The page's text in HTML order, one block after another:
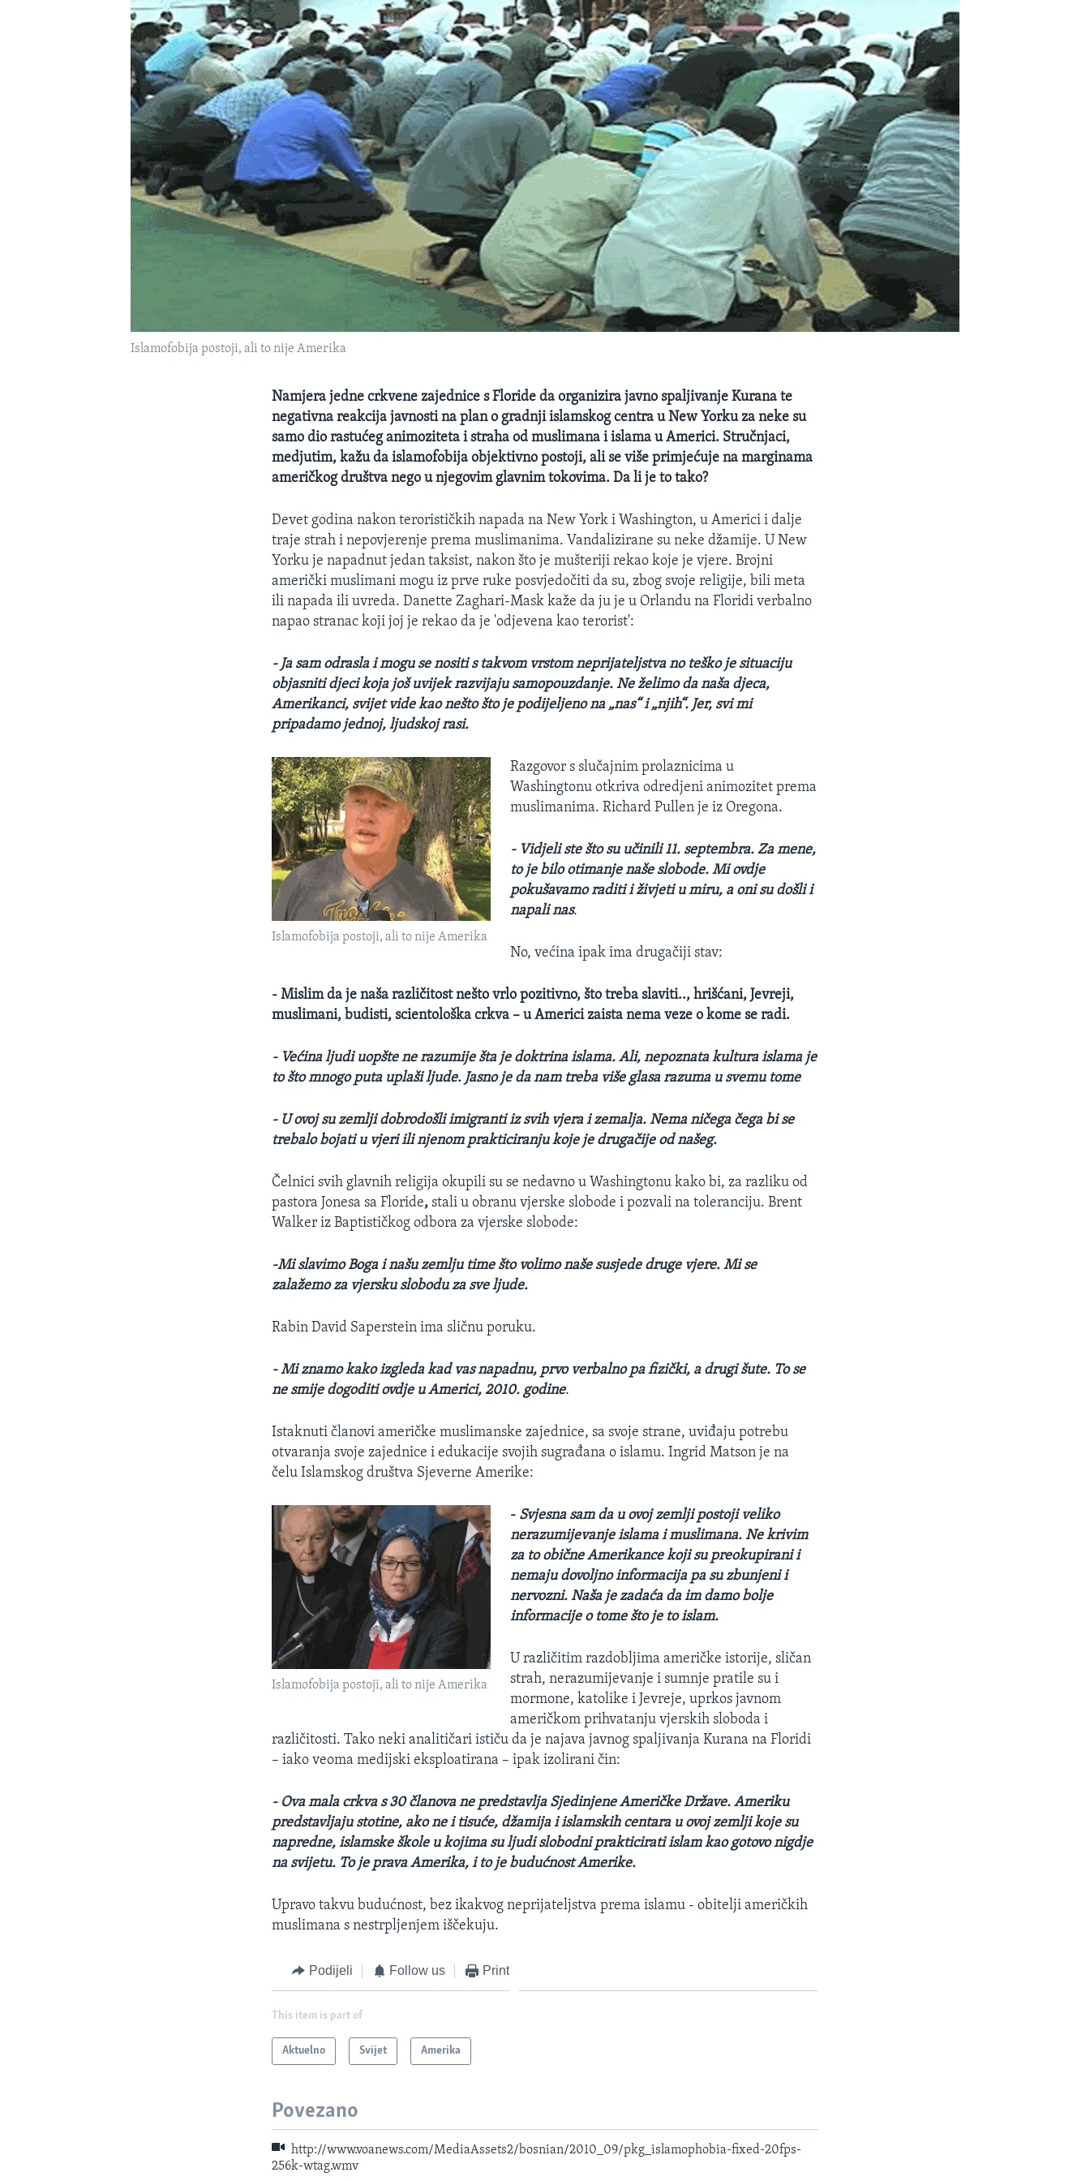
Islamofobija postoji, ali to nije Amerika
Namjera jedne crkvene zajednice s Floride da organizira javno spaljivanje Kurana te
negativna reakcija javnosti na plan o gradnji islamskog centra u New Yorku za neke su
samo dio rastućeg animoziteta i straha od muslimana i islama u Americi. Stručnjaci,
medjutim, kažu da islamofobija objektivno postoji, ali se više primjećuje na marginama
američkog društva nego u njegovim glavnim tokovima. Da li je to tako?
Devet godina nakon terorističkih napada na New York i Washington, u Americi i dalje
traje strah i nepovjerenje prema muslimanima. Vandalizirane su neke džamije. U New
Yorku je napadnut jedan taksist, nakon što je mušteriji rekao koje je vjere. Brojni
američki muslimani mogu iz prve ruke posvjedočiti da su, zbog svoje religije, bili meta
ili napada ili uvreda. Danette Zaghari-Mask kaže da ju je u Orlandu na Floridi verbalno
napao stranac koji joj je rekao da je 'odjevena kao terorist':
- Ja sam odrasla i mogu se nositi s takvom vrstom neprijateljstva no teško je situaciju
objasniti djeci koja još uvijek razvijaju samopouzdanje. Ne želimo da naša djeca,
Amerikanci, svijet vide kao nešto što je podijeljeno na „nas“ i „njih“. Jer, svi mi
pripadamo jednoj, ljudskoj rasi.
Islamofobija postoji, ali to nije Amerika
Razgovor s slučajnim prolaznicima u
Washingtonu otkriva odredjeni animozitet prema
muslimanima. Richard Pullen je iz Oregona.
- Vidjeli ste što su učinili 11. septembra. Za mene,
to je bilo otimanje naše slobode. Mi ovdje
pokušavamo raditi i živjeti u miru, a oni su došli i
napali nas.
No, većina ipak ima drugačiji stav:
- Mislim da je naša različitost nešto vrlo pozitivno, što treba slaviti.., hrišćani, Jevreji,
muslimani, budisti, scientološka crkva – u Americi zaista nema veze o kome se radi.
- Većina ljudi uopšte ne razumije šta je doktrina islama. Ali, nepoznata kultura islama je
to što mnogo puta uplaši ljude. Jasno je da nam treba više glasa razuma u svemu tome
-U ovoj su zemlji dobrodošli imigranti iz svih vjera i zemalja. Nema ničega čega bi se
trebalo bojati u vjeri ili njenom prakticiranju koje je drugačije od našeg.
Čelnici svih glavnih religija okupili su se nedavno u Washingtonu kako bi, za razliku od
pastora Jonesa sa Floride,stali u obranu vjerske slobode i pozvali na toleranciju. Brent
Walker iz Baptističkog odbora za vjerske slobode:
-Mi slavimo Boga i našu zemlju time što volimo naše susjede druge vjere. Mi se
zalažemo za vjersku slobodu za sve ljude.
Rabin David Saperstein ima sličnu poruku.
- Mi znamo kako izgleda kad vas napadnu, prvo verbalno pa fizički, a drugi šute. To se
ne smije dogoditi ovdje u Americi, 2010. godine.
Istaknuti članovi američke muslimanske zajednice, sa svoje strane, uviđaju potrebu
otvaranja svoje zajednice i edukacije svojih sugrađana o islamu. Ingrid Matson je na
čelu Islamskog društva Sjeverne Amerike:
Islamofobija postoji, ali to nije Amerika
-Svjesna sam da u ovoj zemlji postoji veliko
nerazumijevanje islama i muslimana. Ne krivim
za to obične Amerikance koji su preokupirani i
nemaju dovoljno informacija pa su zbunjeni i
nervozni. Naša je zadaća da im damo bolje
informacije o tome što je to islam.
U različitim razdobljima američke istorije, sličan
strah, nerazumijevanje i sumnje pratile su i
mormone, katolike i Jevreje, uprkos javnom
američkom prihvatanju vjerskih sloboda i
različitosti. Tako neki analitičari ističu da je najava javnog spaljivanja Kurana na Floridi
– iako veoma medijski eksploatirana – ipak izolirani čin:
- Ova mala crkva s 30 članova ne predstavlja Sjedinjene Američke Države. Ameriku
predstavljaju stotine, ako ne i tisuće, džamija i islamskih centara u ovoj zemlji koje su
napredne, islamske škole u kojima su ljudi slobodni prakticirati islam kao gotovo nigdje
na svijetu. To je prava Amerika, i to je budućnost Amerike.
Upravo takvu budućnost, bez ikakvog neprijateljstva prema islamu - obitelji američkih
muslimana s nestrpljenjem iščekuju.
Podijeli Follow us Print
This item is part of
Aktuelno Svijet Amerika
Povezano
http://www.voanews.com/MediaAssets2/bosnian/2010_09/pkg_islamophobia-fixed-20fps-
256k-wtag.wmv